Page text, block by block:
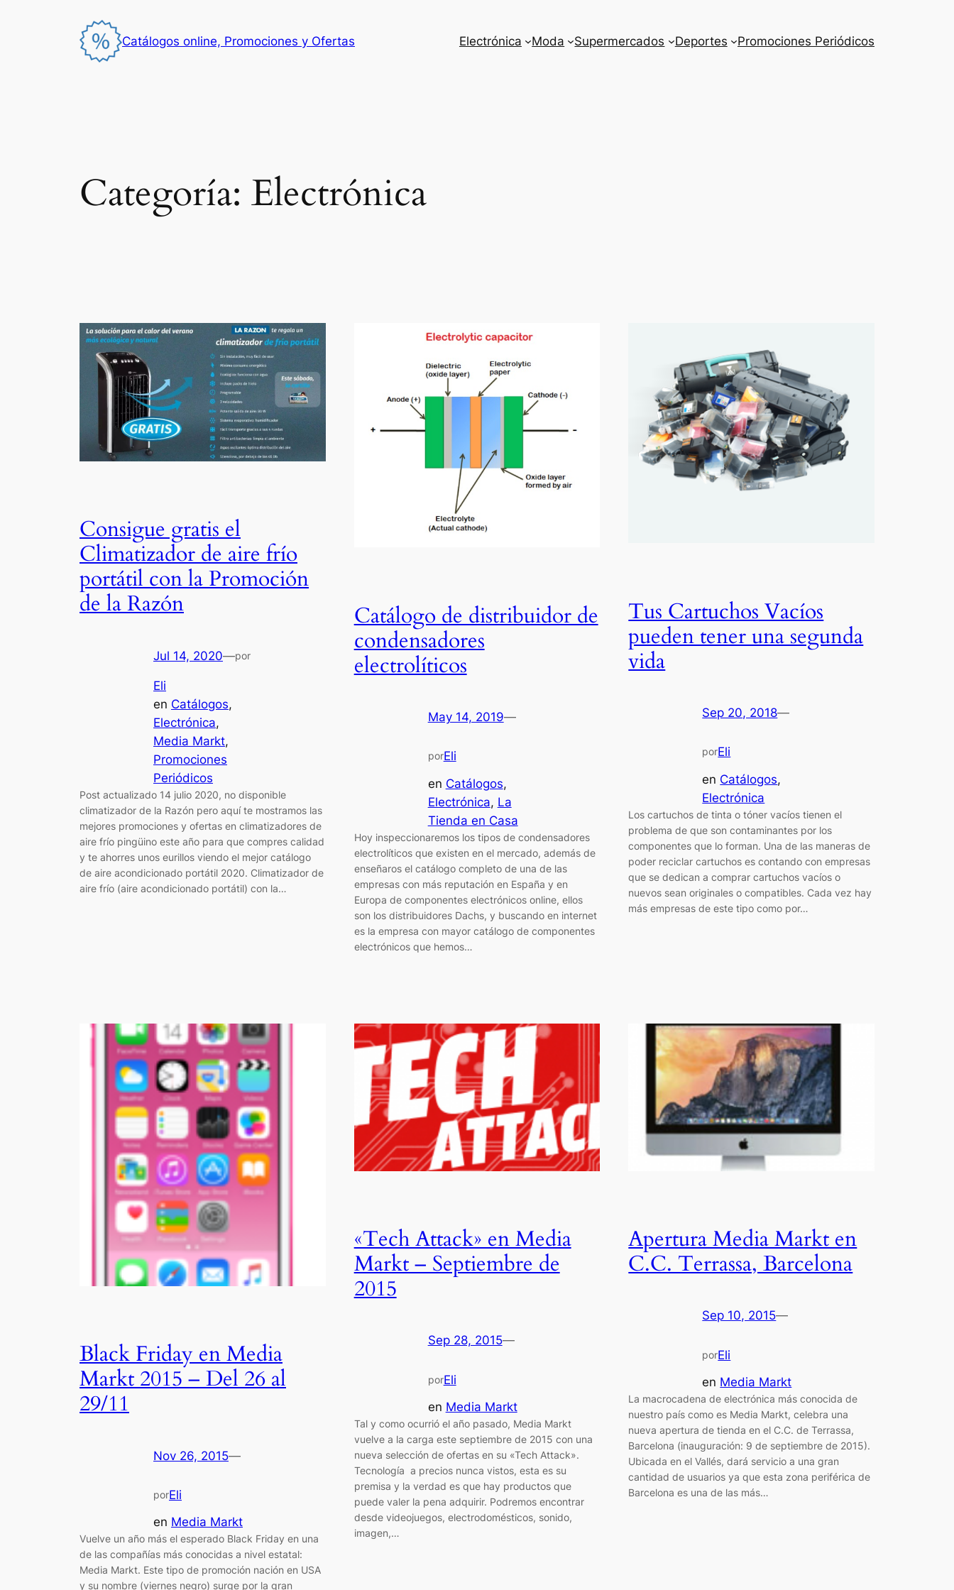
Catálogos online, Promociones y Ofertas Electrónica Moda Supermercados Deportes Promociones Periódicos
Categoría: Electrónica
Consigue gratis el
Climatizador de aire frío
portátil con la Promoción
de la Razón
Jul 14, 2020—por
Eli
en Catálogos
Electrónica
Media Markt
Promociones
Periódicos
Post actualizado 14 julio 2020, no disponible
climatizador de la Razón pero aquí te mostramos las
mejores promociones y ofertas en climatizadores de
aire frío pingüino este año para que compres calidad
y te ahorres unos eurillos viendo el mejor catálogo
de aire acondicionado portátil 2020. Climatizador de
aire frío (aire acondicionado portátil) con la…
Catálogo de distribuidor de
condensadores
electrolíticos
May 14, 2019—
porEli
en Catálogos
Electrónica, La
Tienda en Casa
Hoy inspeccionaremos los tipos de condensadores
electrolíticos que existen en el mercado, además de
enseñaros el catálogo completo de una de las
empresas con más reputación en España y en
Europa de componentes electrónicos online, ellos
son los distribuidores Dachs, y buscando en internet
es la empresa con mayor catálogo de componentes
electrónicos que hemos…
Tus Cartuchos Vacíos
pueden tener una segunda
vida
Sep 20, 2018—
porEli
en Catálogos
Electrónica
Los cartuchos de tinta o tóner vacíos tienen el
problema de que son contaminantes por los
componentes que lo forman. Una de las maneras de
poder reciclar cartuchos es contando con empresas
que se dedican a comprar cartuchos vacíos o
nuevos sean originales o compatibles. Cada vez hay
más empresas de este tipo como por…
Black Friday en Media
Markt 2015 – Del 26 al
29/11
Nov 26, 2015—
porEli
en Media Markt
Vuelve un año más el esperado Black Friday en una
de las compañías más conocidas a nivel estatal:
Media Markt. Este tipo de promoción nación en USA
y su nombre (viernes negro) surge por la gran
«Tech Attack» en Media
Markt – Septiembre de
2015
Sep 28, 2015—
porEli
en Media Markt
Tal y como ocurrió el año pasado, Media Markt
vuelve a la carga este septiembre de 2015 con una
nueva selección de ofertas en su «Tech Attack».
Tecnología a precios nunca vistos, esta es su
premisa y la verdad es que hay productos que
puede valer la pena adquirir. Podremos encontrar
desde videojuegos, electrodomésticos, sonido,
imagen,…
Apertura Media Markt en
C.C. Terrassa, Barcelona
Sep 10, 2015—
porEli
en Media Markt
La macrocadena de electrónica más conocida de
nuestro país como es Media Markt, celebra una
nueva apertura de tienda en el C.C. de Terrassa,
Barcelona (inauguración: 9 de septiembre de 2015).
Ubicada en el Vallés, dará servicio a una gran
cantidad de usuarios ya que esta zona periférica de
Barcelona es una de las más…